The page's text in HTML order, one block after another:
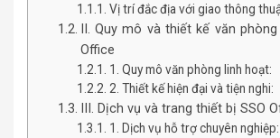
Vị trí đắc địa với giao thông
II. Quy mô và thiết kế văn
Office
1. Quy mô văn phòng linh hoạt:
2. Thiết kế hiện đại và tiện nghi:
III. Dịch vụ và trang thiết bị SSO
1. Dịch vụ hỗ trợ chuyên nghiệp: